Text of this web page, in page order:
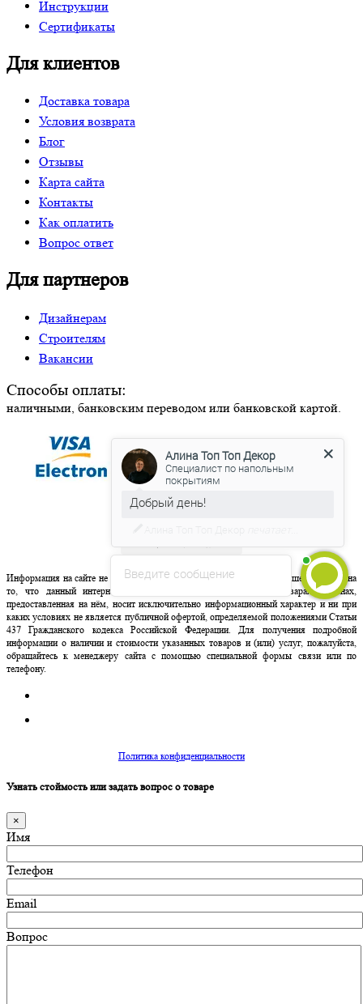
Инструкции
Сертификаты
Для клиентов
Доставка товара
Условия возврата
Блог
Отзывы
Карта сайта
Контакты
Как оплатить
Вопрос ответ
Для партнеров
Дизайнерам
Строителям
Вакансии
Способы оплаты:
наличными, банковским переводом или банковской картой.
Информация на сайте не является публичной офертой. Обращаем ваше внимание на
то, что данный интернет-сайт, а также вся информация о товарах и ценах,
предоставленная на нём, носит исключительно информационный характер и ни при
каких условиях не является публичной офертой, определяемой положениями Статьи
437 Гражданского кодекса Российской Федерации. Для получения подробной
информации о наличии и стоимости указанных товаров и (или) услуг, пожалуйста,
обращайтесь к менеджеру сайта с помощью специальной формы связи или по
телефону.
Политика конфиденциальности
Узнать стоймость или задать вопрос о товаре
×
Имя
Телефон
Email
Вопрос
Введите сообщение
Специалист по напольным
покрытиям
Добрый день!
Мы готовы ответить на Ваши